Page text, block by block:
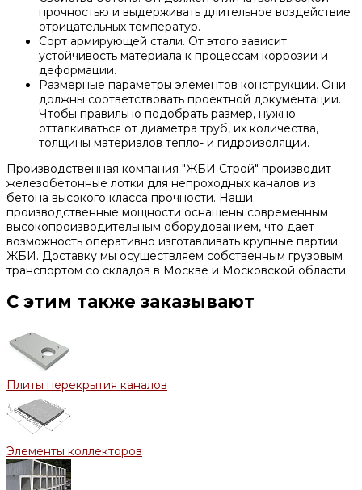
прочностью и выдерживать длительное воздействие
отрицательных температур.
Сорт армирующей стали. От этого зависит
устойчивость материала к процессам коррозии и
деформации.
Размерные параметры элементов конструкции. Они
должны соответствовать проектной документации.
Чтобы правильно подобрать размер, нужно
отталкиваться от диаметра труб, их количества,
толщины материалов тепло- и гидроизоляции.
Производственная компания "ЖБИ Строй" производит
железобетонные лотки для непроходных каналов из
бетона высокого класса прочности. Наши
производственные мощности оснащены современным
высокопроизводительным оборудованием, что дает
возможность оперативно изготавливать крупные партии
ЖБИ. Доставку мы осуществляем собственным грузовым
транспортом со складов в Москве и Московской области.
С этим также заказывают
Плиты перекрытия каналов
Элементы коллекторов